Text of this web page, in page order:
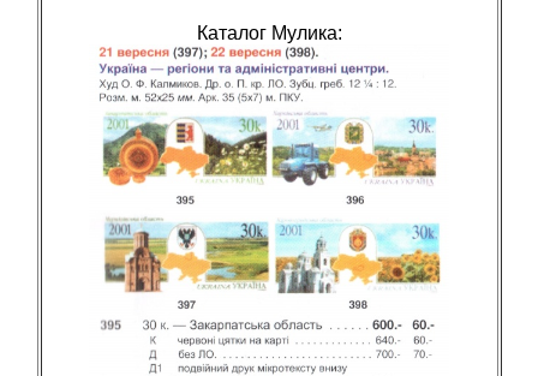
Каталог Мулика: